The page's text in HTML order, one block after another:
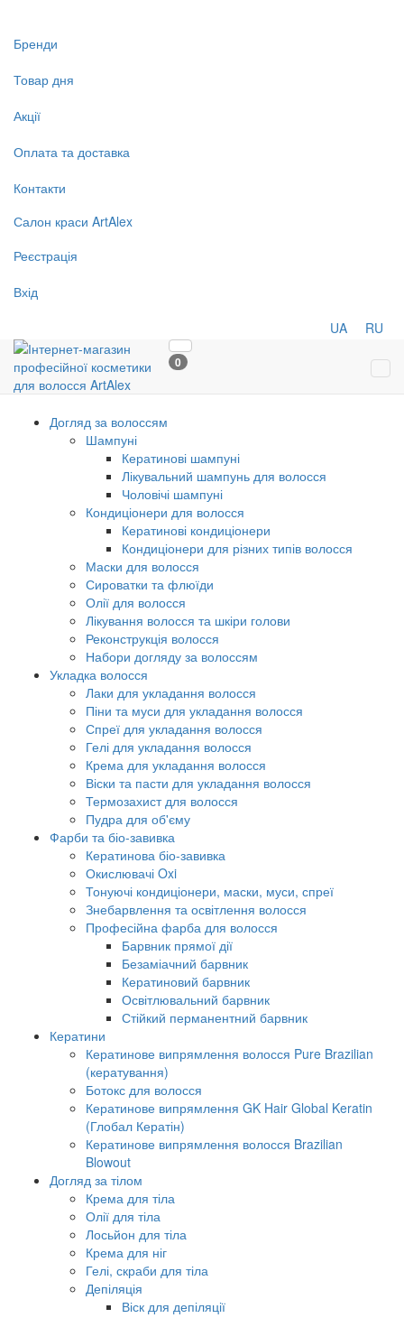
Бренди
Товар дня
Акції
Оплата та доставка
Контакти
Салон краси ArtAlex
Реєстрація
Вхід
UA RU
0
Догляд за волоссям
Шампуні
Кератинові шампуні
Лікувальний шампунь для волосся
Чоловічі шампуні
Кондиціонери для волосся
Кератинові кондиціонери
Кондиціонери для різних типів волосся
Маски для волосся
Сироватки та флюїди
Олії для волосся
Лікування волосся та шкіри голови
Реконструкція волосся
Набори догляду за волоссям
Укладка волосся
Лаки для укладання волосся
Піни та муси для укладання волосся
Спреї для укладання волосся
Гелі для укладання волосся
Крема для укладання волосся
Віски та пасти для укладання волосся
Термозахист для волосся
Пудра для об'єму
Фарби та біо-завивка
Кератинова біо-завивка
Окислювачі Oxi
Тонуючі кондиціонери, маски, муси, спреї
Знебарвлення та освітлення волосся
Професійна фарба для волосся
Барвник прямої дії
Безаміачний барвник
Кератиновий барвник
Освітлювальний барвник
Стійкий перманентний барвник
Кератини
Кератинове випрямлення волосся Pure Brazilian
(кератування)
Ботокс для волосся
Кератинове випрямлення GK Hair Global Keratin
(Глобал Кератін)
Кератинове випрямлення волосся Brazilian
Blowout
Догляд за тілом
Крема для тіла
Олії для тіла
Лосьйон для тіла
Крема для ніг
Гелі, скраби для тіла
Депіляція
Віск для депіляції